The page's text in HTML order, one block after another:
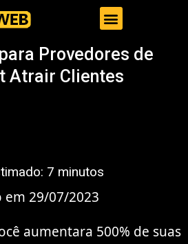
Provedores de
Atrair Clientes
7 minutos
29/07/2023
aumentara 500% de suas